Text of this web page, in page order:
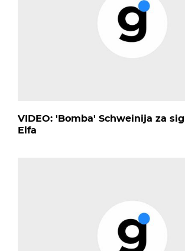
VIDEO: 'Bomba' Schweinija za
Elfa